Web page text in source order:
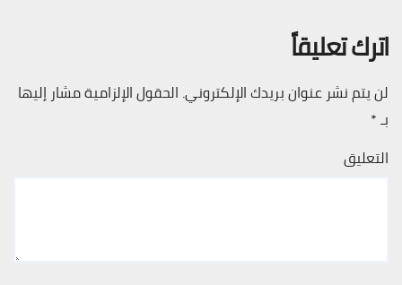
اترك تعليقاً
لن يتم نشر عنوان بريدك الإلكتروني. الحقول الإلزامية مشار إليها
بـ*
التعليق